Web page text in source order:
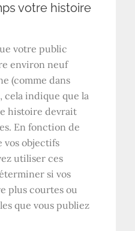
votre histoire
votre public
environ neuf
(comme dans
cela indique que la
histoire devrait
En fonction de
vos objectifs
utiliser ces
si vos
plus courtes ou
que vous publiez